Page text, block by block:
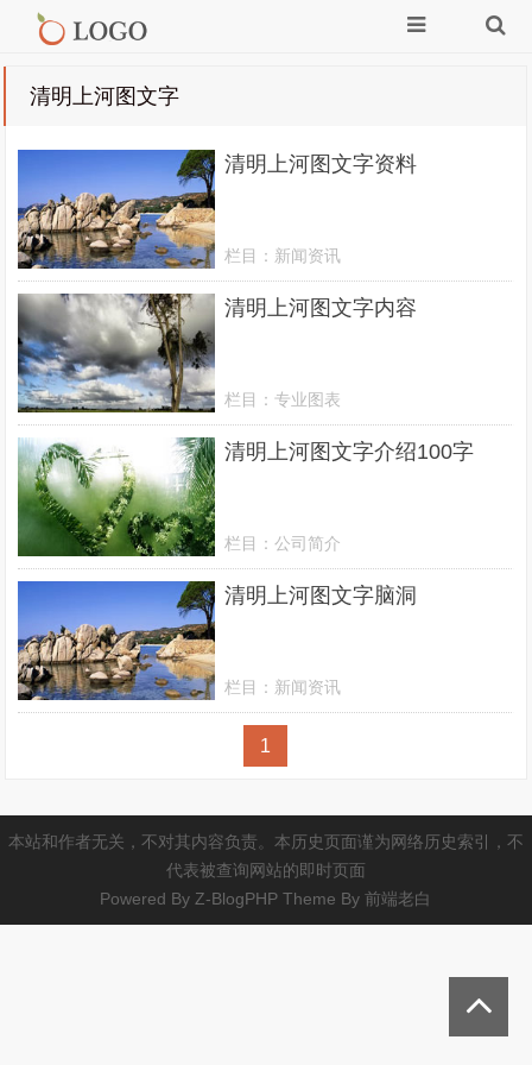
清明上河图文字
清明上河图文字资料
栏目： 新闻资讯
清明上河图文字内容
栏目：专业图表
清明上河图文字介绍100字
栏目：公司简介
清明上河图文字脑洞
栏目： 新闻资讯
1
本站和作者无关，不对其内容负责。本历史页面谨为网络历史索引，不
代表被查询网站的即时页面
Powered By Z-BlogPHP Theme By前端老白